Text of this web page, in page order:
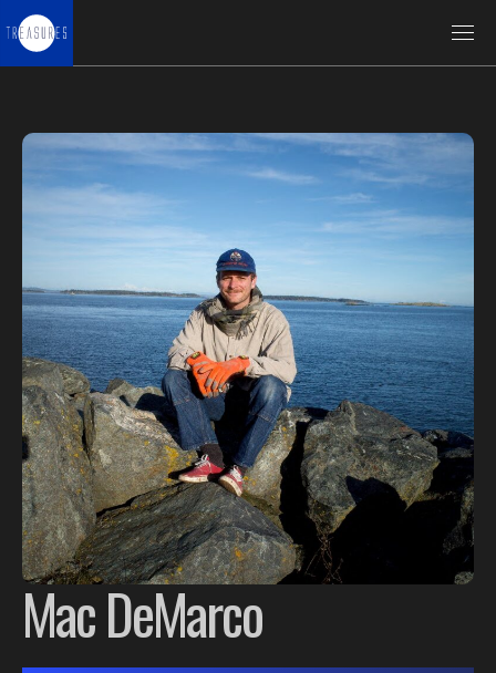
Mac DeMarco